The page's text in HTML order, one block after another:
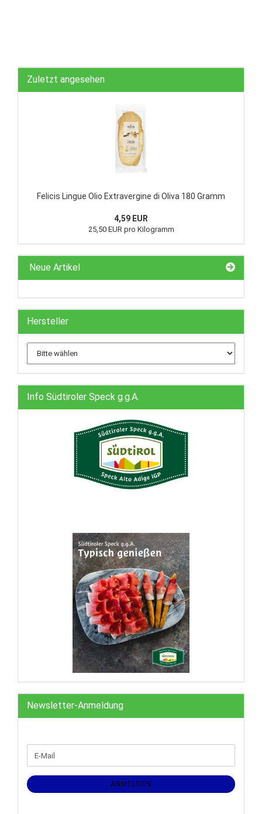
Zuletzt angesehen
Felicis Lingue Olio Extravergine di Oliva 180 Gramm
4,59 EUR
25,50 EUR pro Kilogramm
Neue Artikel
Hersteller
Info Südtiroler Speck g.g.A.
Newsletter-Anmeldung
ZUR
ANMELDUNG
E-
Mail
ANMELDEN